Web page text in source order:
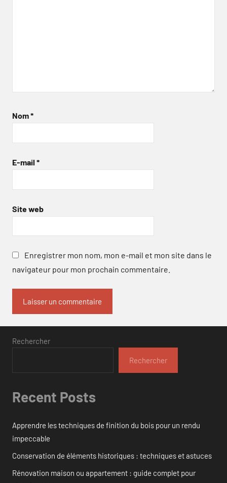
Nom*
E-mail *
Site web
Enregistrer mon nom, mon e-mail et mon site dans le
navigateur pour mon prochain commentaire.
Rechercher
Rechercher
Recent Posts
Apprendre les techniques de finition du bois pour un rendu
impeccable
Conservation de éléments historiques : techniques et astuces
Rénovation maison ou appartement : guide complet pour